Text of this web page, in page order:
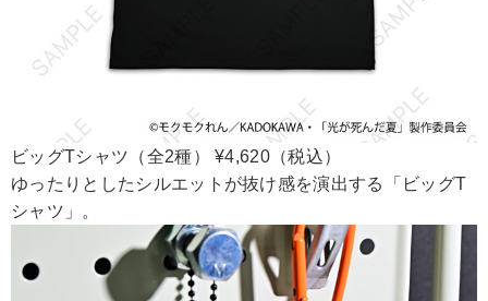
ビッグTシャツ（全2種） ¥4,620（税込）
ゆったりとしたシルエットが抜け感を演出する「ビッグT
シャツ」。